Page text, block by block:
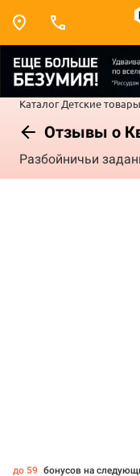
Каталог Детские товары
Отзывы о
Разбойничьи
до 59 бонусов на